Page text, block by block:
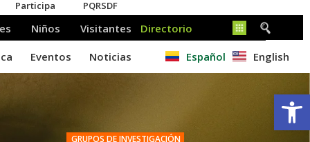
Español English
GRUPOS DE INVESTIGACIÓN